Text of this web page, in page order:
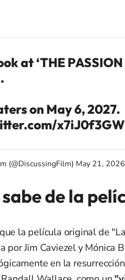
at ‘THE PASSION
on May 6, 2027.
(@DiscussingFilm) May 21, 2026
sabe de la
la película original de
por Jim Caviezel y Mónica
en la